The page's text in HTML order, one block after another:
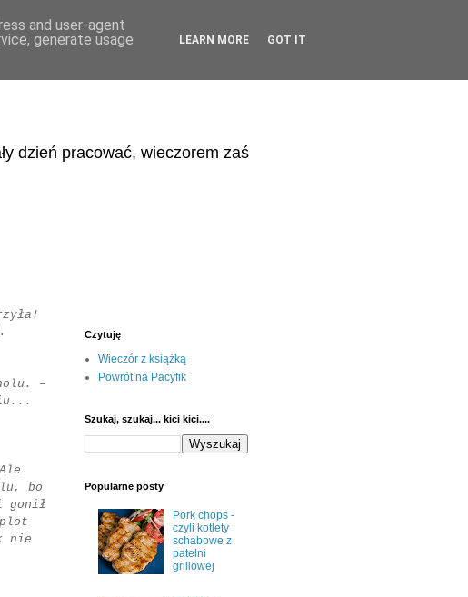
dzień pracować, wieczorem zaś
–
bo
gonił
nie
Czytuję
Wieczór z książką
Powrót na Pacyfik
Szukaj, szukaj... kici kici....
Popularne posty
Pork chops -
czyli kotlety
schabowe z
patelni
grillowej
and user-agent
generate usage
LEARN MORE GOT IT